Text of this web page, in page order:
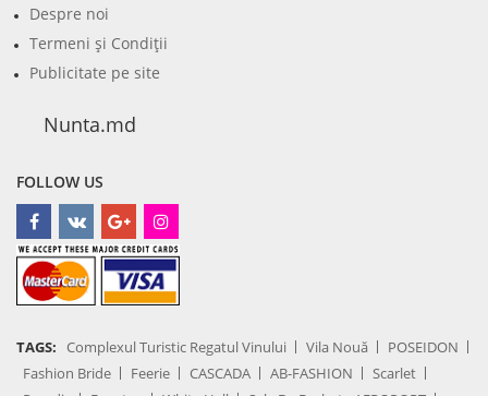
Despre noi
Termeni şi Condiţii
Publicitate pe site
Nunta.md
FOLLOW US
TAGS: Complexul Turistic Regatul Vinului Vila Nouă
POSEIDON
Fashion Bride
Feerie CASCADA AB-FASHION
Scarlet